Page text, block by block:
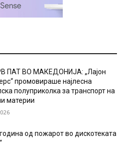
ПАТ ВО МАКЕДОНИЈА: „Лајон
промовираше најлесна
полуприколка за транспорт на
материи
од пожарот во дискотеката